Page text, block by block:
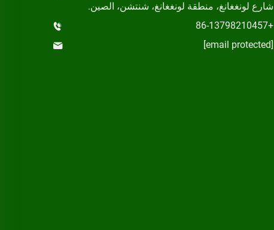
شارع لونغغانغ، منطقة لونغغانغ، شنتشن، الصين.
+86-13798210457
[email protected]